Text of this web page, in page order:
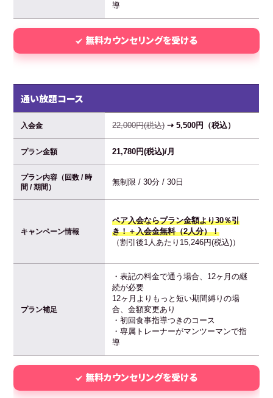
導
無料カウンセリングを受ける
通い放題コース
入会金 22,000円(税込)⇢ 5,500円（税込）
プラン金額 21,780円(税込)/月
プラン内容（回数 / 時
間 / 期間）
無制限 / 30分 / 30日
キャンペーン情報
ペア入会ならプラン金額より30％引
き！＋入会金無料（2人分）！
（割引後1人あたり15,246円(税込)）
プラン補足
・表記の料金で通う場合、12ヶ月の継
続が必要
12ヶ月よりもっと短い期間縛りの場
合、金額変更あり
・初回食事指導つきのコース
・専属トレーナーがマンツーマンで指
導
無料カウンセリングを受ける